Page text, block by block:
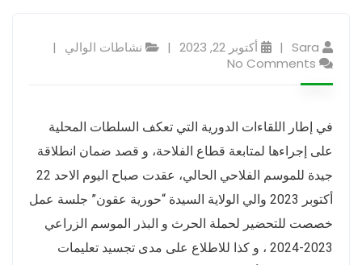
Sara أكتوبر 22, 2023
نشاطات الوالي
No Comments
في إطار اللقاءات الدورية التي تعكف السلطات المحلية
على إجراءها لمتابعة قطاع الفلاحة، و قصد ضمان انطلاقة
جيدة للموسم الفلاحي الحالي، عقدت صباح اليوم الاحد 22
أكتوبر 2023 والي الولاية السيدة “حورية عقون” جلسة عمل
خصصت للتحضير لحملة الحرث و البذر الموسم الزراعي
2023-2024 ، و كذا للاطلاع على مدى تجسيد تعليمات